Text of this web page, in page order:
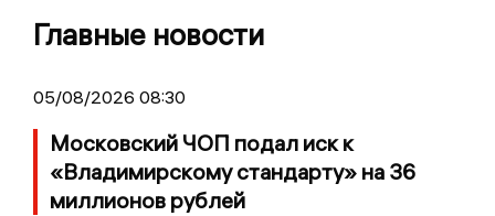
Главные новости
05/08/2026 08:30
Московский ЧОП подал иск к
«Владимирскому стандарту» на 36
миллионов рублей